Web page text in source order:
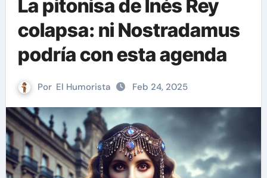
La pitonisa de Inés Rey
colapsa: ni Nostradamus
podría con esta agenda
Por El Humorista Feb 24, 2025